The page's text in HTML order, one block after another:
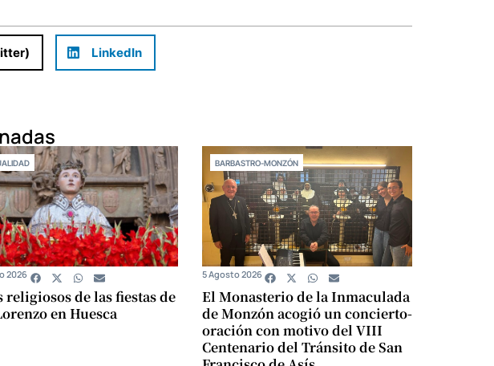
LinkedIn
religiosos de las fiestas de
en Huesca
2026
BARBASTRO-MONZÓN
El Monasterio de la Inmaculada
de Monzón acogió un concierto-
oración con motivo del VIII
Centenario del Tránsito de San
5 Agosto 2026